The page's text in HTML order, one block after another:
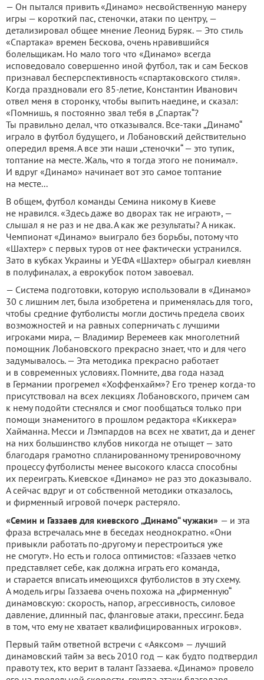
— Он пытался привить «Динамо» несвойственную манеру
игры — короткий пас, стеночки, атаки по центру, —
детализировал общее мнение Леонид Буряк. — Это стиль
«Спартака» времен Бескова, очень нравившийся
болельщикам. Но мало того что «Динамо» всегда
исповедовало совершенно иной футбол, так и сам Бесков
признавал бесперспективность «спартаковского стиля».
Когда праздновали его 85-летие, Константин Иванович
отвел меня в сторонку, чтобы выпить наедине, и сказал:
«Помнишь, я постоянно звал тебя в „Спартак“?
Ты правильно делал, что отказывался. Все-таки „Динамо“
играло в футбол будущего, и Лобановский действительно
опередил время. А все эти наши „стеночки“ — это тупик,
топтание на месте. Жаль, что я тогда этого не понимал».
И вдруг «Динамо» начинает вот это самое топтание
на месте...
В общем, футбол команды Семина никому в Киеве
не нравился. «Здесь даже во дворах так не играют», —
слышал я не раз и не два. А как же результаты? А никак.
Чемпионат «Динамо» вы­играло без борьбы, потому что
«Шахтер» с первых туров от нее фактически устранился.
Зато в кубках Украины и УЕФА «Шахтер» обыграл киевлян
в полуфиналах, а еврокубок потом завоевал.
— Система подготовки, которую использовали в «Динамо»
30 с лишним лет, была изобретена и применялась для того,
чтобы средние футболисты могли достичь предела своих
возможностей и на равных соперничать с лучшими
игроками мира, — Владимир Веремеев как многолетний
помощник Лобановского прекрасно знает, что и для чего
задумывалось. — Эта методика прекрасно работает
и в современных условиях. Помните, два года назад
в Германии прогремел «Хоффенхайм»? Его тренер когда-то
присутствовал на всех лекциях Лобановского, причем сам
к нему подойти стеснялся и смог пообщаться только при
помощи знаменитого в прошлом редактора «Киккера»
Хайманна. Месси и Лэмпардов на всех не хватит, да и денег
на них большинство клубов никогда не отыщет — зато
благодаря грамотно спланированному тренировочному
процессу футболисты менее высокого класса способны
их переиграть. Киевское «Динамо» не раз это доказывало.
А сейчас вдруг и от собственной методики отказалось,
и фирменный игровой почерк растеряло.
«Семин и Газзаев для киевского „Динамо“ чужаки» — и эта
фраза встречалась мне в беседах неоднократно. «Они
привыкли работать по-другому и перестроиться уже
не смогут». Но есть и голоса оптимистов: «Газзаев четко
представляет себе, как должна играть его команда,
и старается вписать имеющихся футболистов в эту схему.
А модель игры Газзаева очень похожа на „фирменную“
динамовскую: скорость, напор, агрессивность, силовое
давление, длинный пас, фланговые атаки, прессинг. Беда
в том, что ему не хватает квалифицированных игроков».
Первый тайм ответной встречи с «Аяксом» — лучший
динамовский тайм за весь 2010 год — как будто подтвердил
правоту тех, кто верит в талант Газзаева. «Динамо» провело